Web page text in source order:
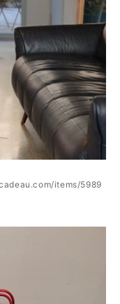
items/5989